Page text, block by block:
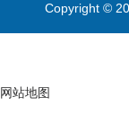
Copyright ©
网站地图